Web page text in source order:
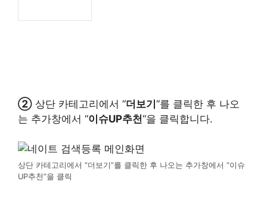
② 상단 카테고리에서 “더보기“를 클릭한 후 나오
는 추가창에서 “이슈UP추천“을 클릭합니다.
상단 카테고리에서 “더보기”를 클릭한 후 나오는 추가창에서 “이슈
UP추천”을 클릭